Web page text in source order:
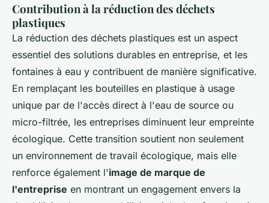
Contribution à la réduction des déchets
plastiques
La réduction des déchets plastiques est un aspect
essentiel des solutions durables en entreprise, et les
fontaines à eau y contribuent de manière significative.
En remplaçant les bouteilles en plastique à usage
unique par de l'accès direct à l'eau de source ou
micro-filtrée, les entreprises diminuent leur empreinte
écologique. Cette transition soutient non seulement
un environnement de travail écologique, mais elle
renforce également l'image de marque de
l'entreprise en montrant un engagement envers la